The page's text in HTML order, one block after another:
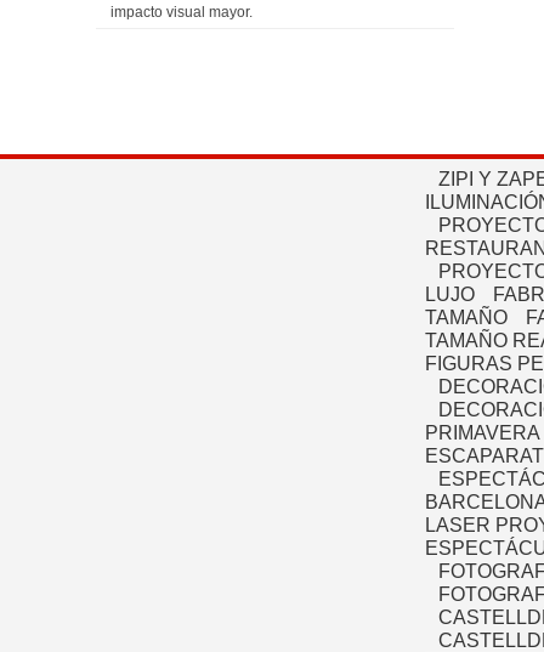
impacto visual mayor.
ZIPI Y
LUJO
TAMAÑO
TAMAÑO
FIGURAS
PRIMAVERA
LASER